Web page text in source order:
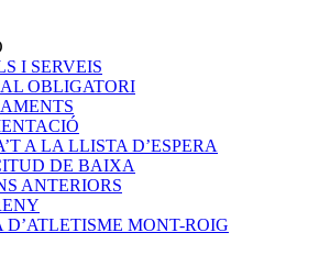
I SERVEIS
OBLIGATORI
A LA LLISTA D’ESPERA
DE BAIXA
ANTERIORS
D’ATLETISME MONT-ROIG